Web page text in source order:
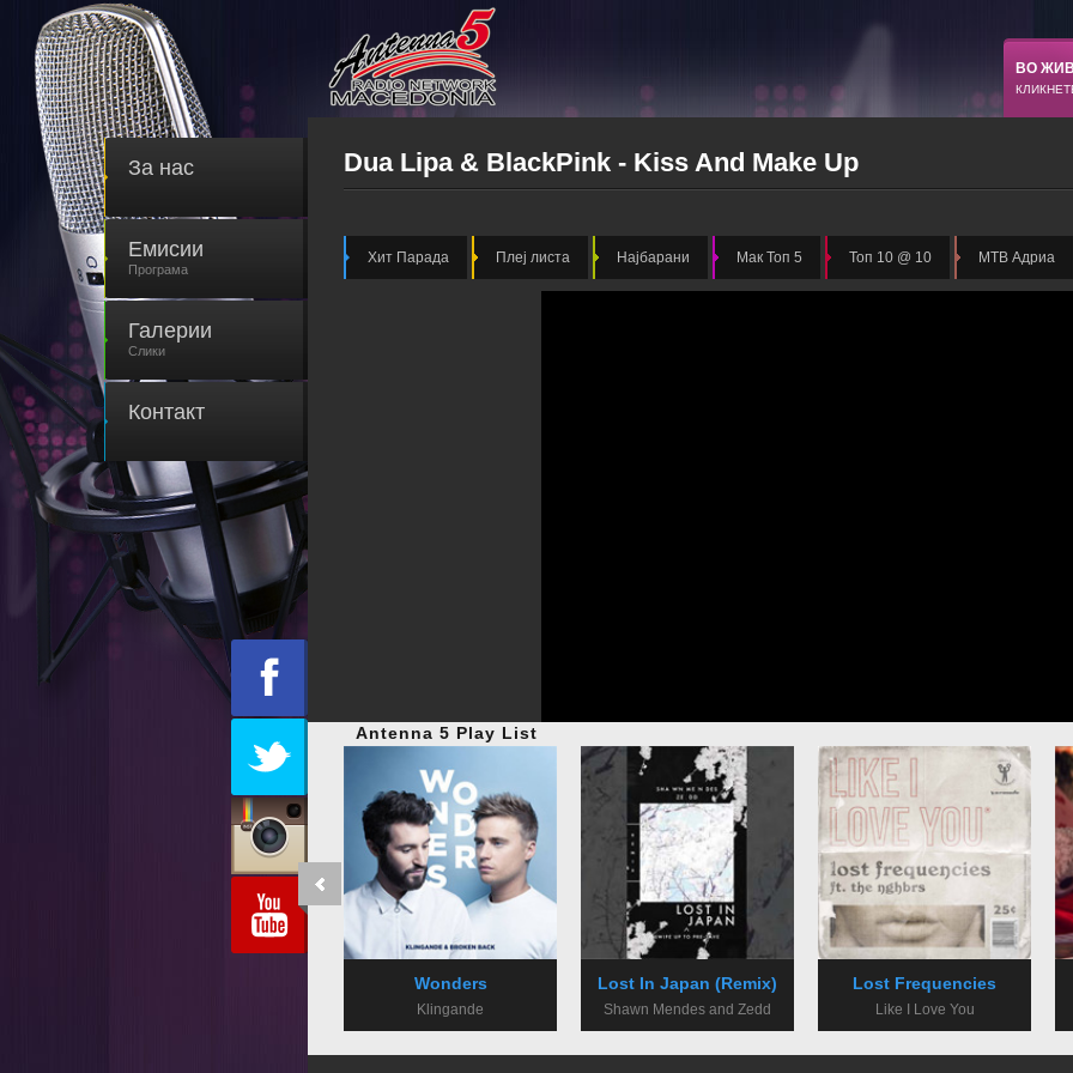
За нас
Емисии
Програма
Галерии
Слики
Контакт
ВО
Dua Lipa & BlackPink - Kiss And Make Up
Хит Парада Плеј листа Најбарани Мак Топ 5 Топ 10 @ 10 МТВ Адриа
Wonders
Klingande
Lost In Japan (Remix)
Shawn Mendes and Zedd
Lost Frequencies
Like I Love You
Antenna 5 Play List